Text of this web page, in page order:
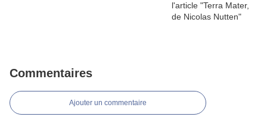
Commentaires
Ajouter un commentaire